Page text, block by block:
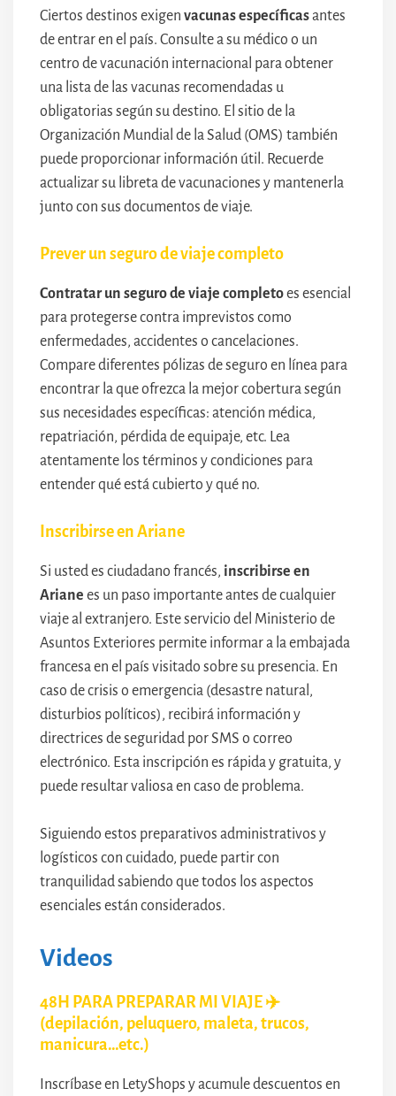
Ciertos destinos exigen vacunas específicasantes
de entrar en el país. Consulte a su médico o un
centro de vacunación internacional para obtener
una lista de las vacunas recomendadas u
obligatorias según su destino. El sitio de la
Organización Mundial de la Salud (OMS) también
puede proporcionar información útil. Recuerde
actualizar su libreta de vacunaciones y mantenerla
junto con sus documentos de viaje.
Prever un seguro de viaje completo
Contratar un seguro de viaje completoes esencial
para protegerse contra imprevistos como
enfermedades, accidentes o cancelaciones.
Compare diferentes pólizas de seguro en línea para
encontrar la que ofrezca la mejor cobertura según
sus necesidades específicas: atención médica,
repatriación, pérdida de equipaje, etc. Lea
atentamente los términos y condiciones para
entender qué está cubierto y qué no.
Inscribirse en Ariane
Si usted es ciudadano francés, inscribirse en
Ariane es un paso importante antes de cualquier
viaje al extranjero. Este servicio del Ministerio de
Asuntos Exteriores permite informar a la embajada
francesa en el país visitado sobre su presencia. En
caso de crisis o emergencia (desastre natural,
disturbios políticos), recibirá información y
directrices de seguridad por SMS o correo
electrónico. Esta inscripción es rápida y gratuita, y
puede resultar valiosa en caso de problema.
Siguiendo estos preparativos administrativos y
logísticos con cuidado, puede partir con
tranquilidad sabiendo que todos los aspectos
esenciales están considerados.
Videos
48H PARA PREPARAR MI VIAJE ✈️
(depilación, peluquero, maleta, trucos,
manicura…etc.)
Inscríbase en LetyShops y acumule descuentos en